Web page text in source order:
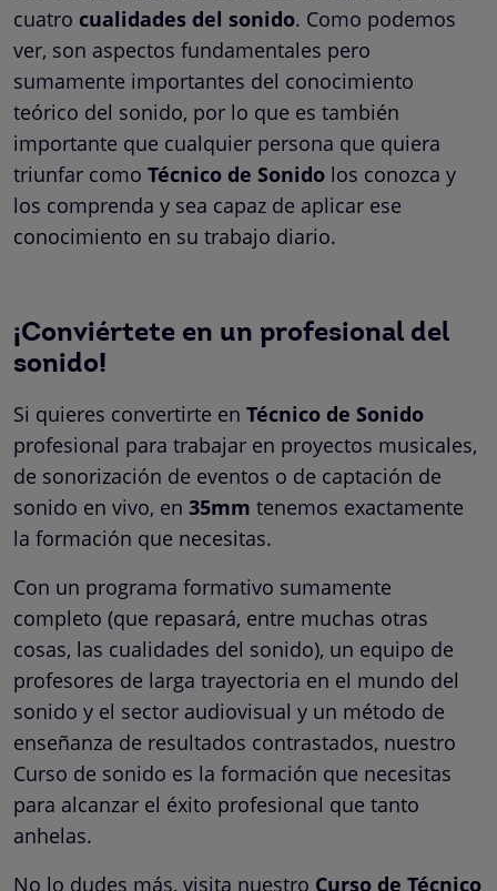
cuatro cualidades del sonido. Como podemos
ver, son aspectos fundamentales pero
sumamente importantes del conocimiento
teórico del sonido, por lo que es también
importante que cualquier persona que quiera
triunfar como Técnico de Sonido los conozca y
los comprenda y sea capaz de aplicar ese
conocimiento en su trabajo diario.
¡Conviértete en un profesional del
sonido!
Si quieres convertirte en Técnico de Sonido
profesional para trabajar en proyectos musicales,
de sonorización de eventos o de captación de
sonido en vivo, en 35mm tenemos exactamente
la formación que necesitas.
Con un programa formativo sumamente
completo (que repasará, entre muchas otras
cosas, las cualidades del sonido), un equipo de
profesores de larga trayectoria en el mundo del
sonido y el sector audiovisual y un método de
enseñanza de resultados contrastados, nuestro
Curso de sonido es la formación que necesitas
para alcanzar el éxito profesional que tanto
anhelas.
No lo dudes más, visita nuestro Curso de Técnico